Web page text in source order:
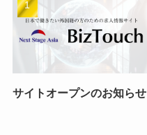
サイトオープンのお知らせ